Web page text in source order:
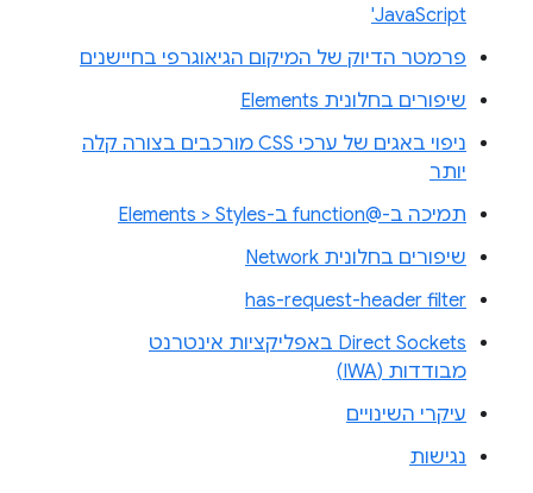
JavaScript'
פרמטר הדיוק של המיקום הגיאוגרפי בחיישנים
שיפורים בחלונית Elements
ניפוי באגים של ערכי CSS מורכבים בצורה קלה
יותר
תמיכה ב-@function ב-Elements > Styles
שיפורים בחלונית Network
has-request-header filter
Direct Sockets באפליקציות אינטרנט
מבודדות (IWA)
עיקרי השינויים
נגישות